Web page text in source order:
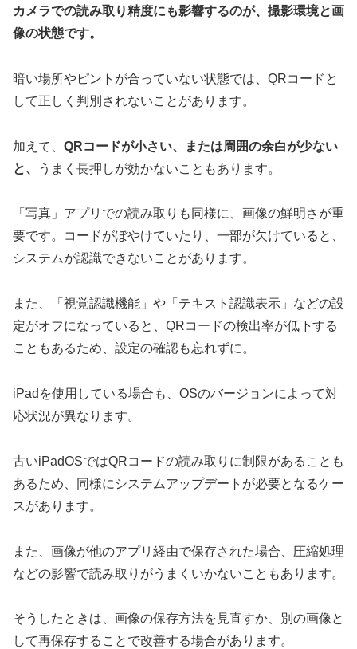
カメラでの読み取り精度にも影響するのが、撮影環境と画
像の状態です。
暗い場所やピントが合っていない状態では、QRコードと
して正しく判別されないことがあります。
加えて、 QRコードが小さい、または周囲の余白が少ない
と、
うまく長押しが効かないこともあります。
「写真」アプリでの読み取りも同様に、画像の鮮明さが重
要です。コードがぼやけていたり、一部が欠けていると、
システムが認識できないことがあります。
また、「視覚認識機能」や「テキスト認識表示」などの設
定がオフになっていると、QRコードの検出率が低下する
こともあるため、設定の確認も忘れずに。
iPadを使用している場合も、OSのバージョンによって対
応状況が異なります。
古いiPadOSではQRコードの読み取りに制限があることも
あるため、同様にシステムアップデートが必要となるケー
スがあります。
また、画像が他のアプリ経由で保存された場合、圧縮処理
などの影響で読み取りがうまくいかないこともあります。
そうしたときは、画像の保存方法を見直すか、別の画像と
して再保存することで改善する場合があります。